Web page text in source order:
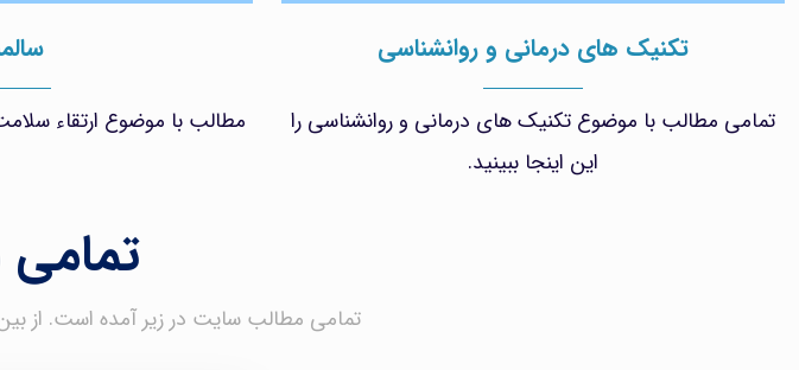
تکنیک های درمانی و روانشناسی
تمامی مطالب با موضوع تکنیک های درمانی و روانشناسی را
این اینجا ببینید.
مطالب با موضوع ارتقاء سلامت
تمامی مطالب سایت در زیر آمده است. از